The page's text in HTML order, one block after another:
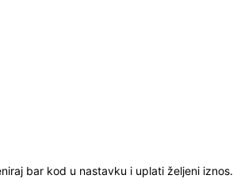
bar kod u nastavku i uplati željeni iznos.